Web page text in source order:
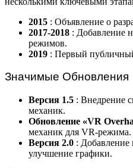
2015 : Объявление о
2017-2018 : Добавление
режимов.
2019 : Первый
Значимые Обновления
Версия 1.5 : Внедрение
механик.
Обновление «VR
механик для VR-режима.
Версия 2.0 : Добавление
улучшение графики.